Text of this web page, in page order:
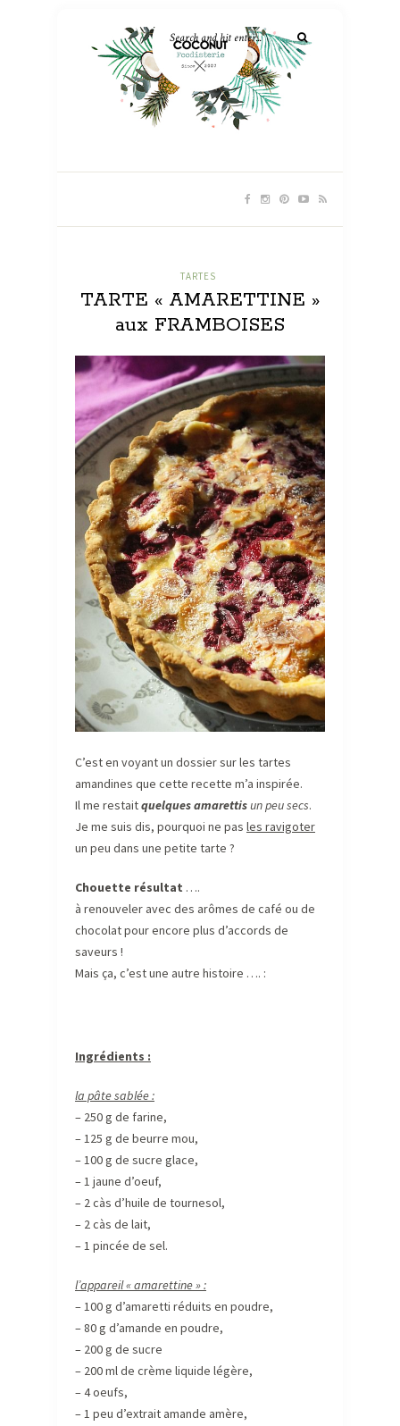
TARTES
TARTE « AMARETTINE »
aux FRAMBOISES
C’est en voyant un dossier sur les tartes
amandines que cette recette m’a inspirée.
Il me restaitquelques amarettisun peu secs.
Je me suis dis, pourquoi ne pas les ravigoter
un peu dans une petite tarte ?
Chouette résultat ….
à renouveler avec des arômes de café ou de
chocolat pour encore plus d’accords de
saveurs !
Mais ça, c’est une autre histoire …. :
Ingrédients :
la pâte sablée :
– 250 g de farine,
– 125 g de beurre mou,
– 100 g de sucre glace,
– 1 jaune d’oeuf,
– 2 càs d’huile de tournesol,
– 2 càs de lait,
– 1 pincée de sel.
l’appareil « amarettine » :
– 100 g d’amaretti réduits en poudre,
– 80 g d’amande en poudre,
– 200 g de sucre
– 200 ml de crème liquide légère,
– 4 oeufs,
– 1 peu d’extrait amande amère,